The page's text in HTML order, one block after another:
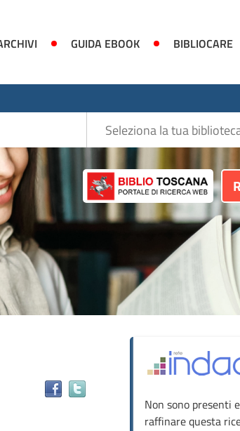
GUIDA EBOOK BIBLIOCARE
Seleziona
la
Non sono presenti
raffinare questa